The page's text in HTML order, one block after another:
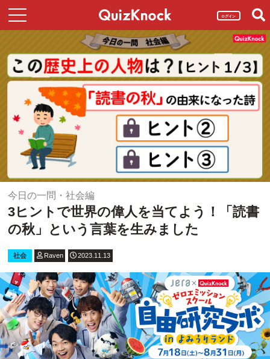
ログイン
今日の一問・社会編
3ヒントで世界の偉人を当てよう！「読書
の秋」という言葉を生みました
社会 Raven 2023.11.13